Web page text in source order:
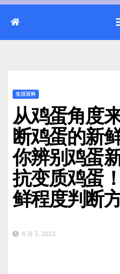
生活百科
从鸡蛋角度
断鸡蛋的新
你辨别鸡蛋
抗变质鸡蛋
鲜程度判断方
6 月 5, 2023